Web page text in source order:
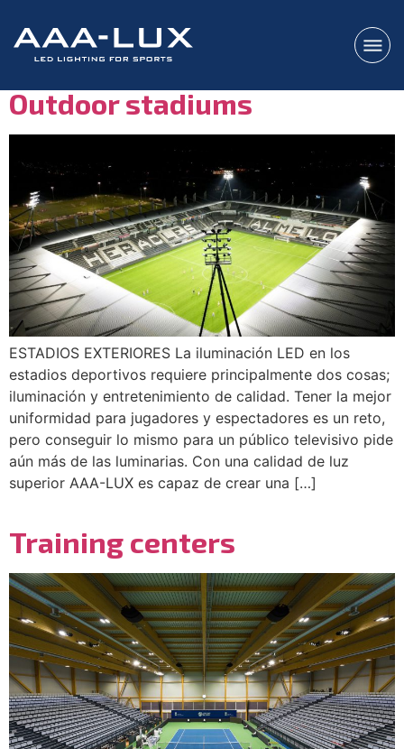
Category:Stadiums
Outdoor stadiums
ESTADIOS EXTERIORES La iluminación LED en los
estadios deportivos requiere principalmente dos cosas;
iluminación y entretenimiento de calidad. Tener la mejor
uniformidad para jugadores y espectadores es un reto,
pero conseguir lo mismo para un público televisivo pide
aún más de las luminarias. Con una calidad de luz
superior AAA-LUX es capaz de crear una […]
Training centers